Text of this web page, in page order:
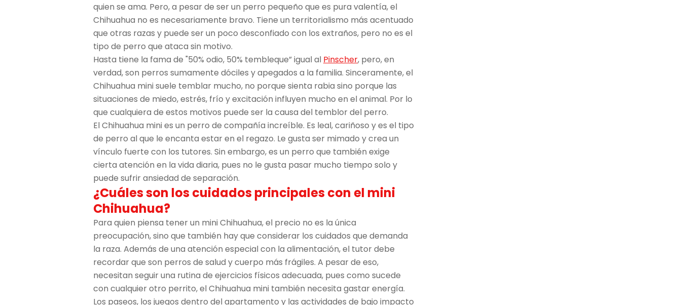
quien se ama. Pero, a pesar de ser un perro pequeño que es pura valentía, el
Chihuahua no es necesariamente bravo. Tiene un territorialismo más acentuado
que otras razas y puede ser un poco desconfiado con los extraños, pero no es el
tipo de perro que ataca sin motivo.
Hasta tiene la fama de "50% odio, 50% tembleque” igual al Pinscher, pero, en
verdad, son perros sumamente dóciles y apegados a la familia. Sinceramente, el
Chihuahua mini suele temblar mucho, no porque sienta rabia sino porque las
situaciones de miedo, estrés, frío y excitación influyen mucho en el animal. Por lo
que cualquiera de estos motivos puede ser la causa del temblor del perro.
El Chihuahua mini es un perro de compañía increíble. Es leal, cariñoso y es el tipo
de perro al que le encanta estar en el regazo. Le gusta ser mimado y crea un
vínculo fuerte con los tutores. Sin embargo, es un perro que también exige
cierta atención en la vida diaria, pues no le gusta pasar mucho tiempo solo y
puede sufrir ansiedad de separación.
¿Cuáles son los cuidados principales con el mini
Chihuahua?
Para quien piensa tener un mini Chihuahua, el precio no es la única
preocupación, sino que también hay que considerar los cuidados que demanda
la raza. Además de una atención especial con la alimentación, el tutor debe
recordar que son perros de salud y cuerpo más frágiles. A pesar de eso,
necesitan seguir una rutina de ejercicios físicos adecuada, pues como sucede
con cualquier otro perrito, el Chihuahua mini también necesita gastar energía.
Los paseos, los juegos dentro del apartamento y las actividades de bajo impacto